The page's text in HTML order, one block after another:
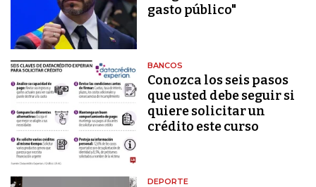
gasto público"
BANCOS
Conozca los seis pasos
que usted debe seguir si
quiere solicitar un
crédito este curso
DEPORTE